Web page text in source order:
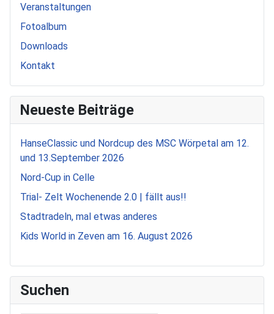
Veranstaltungen
Fotoalbum
Downloads
Kontakt
Neueste Beiträge
HanseClassic und Nordcup des MSC Wörpetal am 12.
und 13.September 2026
Nord-Cup in Celle
Trial- Zelt Wochenende 2.0 | fällt aus!!
Stadtradeln, mal etwas anderes
Kids World in Zeven am 16. August 2026
Suchen